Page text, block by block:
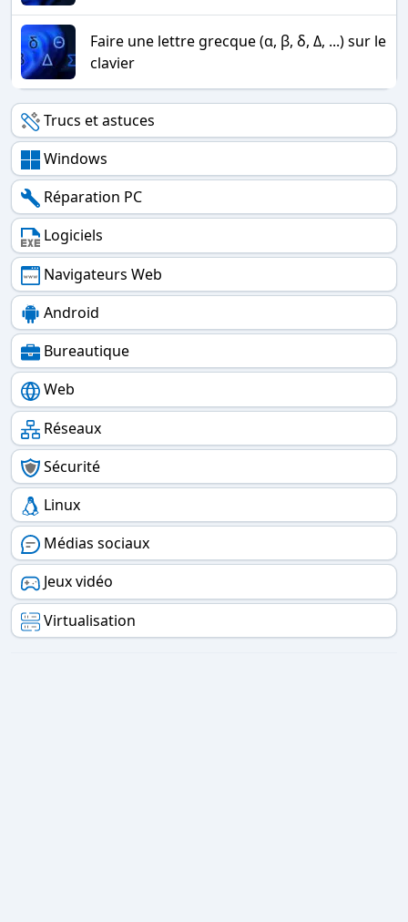
Faire une lettre grecque (α, β, δ, Δ, ...) sur le
clavier
Trucs et astuces
Windows
Réparation PC
Logiciels
Navigateurs Web
Android
Bureautique
Web
Réseaux
Sécurité
Linux
Médias sociaux
Jeux vidéo
Virtualisation